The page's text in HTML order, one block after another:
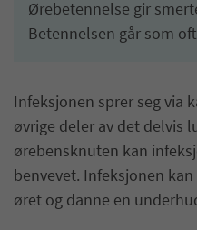
Ørebetennelse gir
Betennelsen går som
​​​​​​​​​​​​​​​​​​​​​​​​​​​​​Infeksjonen sprer seg
øvrige deler av det delvis
ørebensknuten kan
benvevet. Infeksjonen
øret og danne en